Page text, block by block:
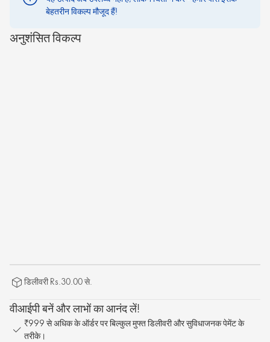
बेहतरीन विकल्प मौजूद हैं!
अनुशंसित विकल्प
डिलीवरी Rs.30.00 से.
वीआईपी बनें और लाभों का आनंद लें!
₹999 से अधिक के ऑर्डर पर बिल्कुल मुफ्त डिलीवरी और सुविधाजनक पेमेंट के
तरीके।